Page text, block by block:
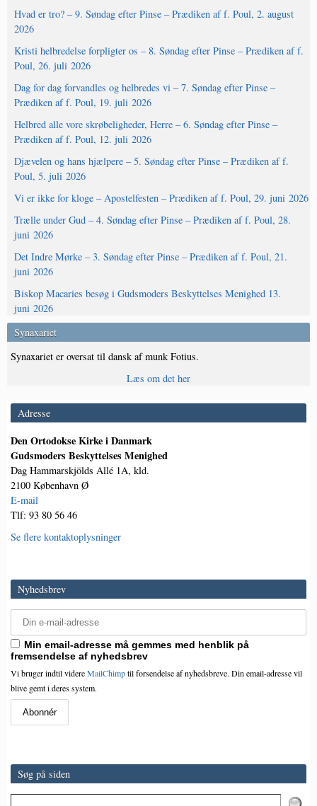
Hvad er tro? – 9. Søndag efter Pinse – Prædiken af f. Poul, 2. august
2026
Kristi helbredelse forpligter os – 8. Søndag efter Pinse – Prædiken af f.
Poul, 26. juli 2026
Dag for dag forvandles og helbredes vi – 7. Søndag efter Pinse –
Prædiken af f. Poul, 19. juli 2026
Helbred alle vore skrøbeligheder, Herre – 6. Søndag efter Pinse –
Prædiken af f. Poul, 12. juli 2026
Djævelen og hans hjælpere – 5. Søndag efter Pinse – Prædiken af f.
Poul, 5. juli 2026
Vi er ikke for kloge – Apostelfesten – Prædiken af f. Poul, 29. juni 2026
Trælle under Gud – 4. Søndag efter Pinse – Prædiken af f. Poul, 28.
juni 2026
Det Indre Mørke – 3. Søndag efter Pinse – Prædiken af f. Poul, 21.
juni 2026
Biskop Macaries besøg i Gudsmoders Beskyttelses Menighed 13.
juni 2026
Synaxariet
Synaxariet er oversat til dansk af munk Fotius.
Læs om det her
Adresse
Den Ortodokse Kirke i Danmark
Gudsmoders Beskyttelses Menighed
Dag Hammarskjölds Allé 1A, kld.
2100 København Ø
E-mail
Tlf: 93 80 56 46
Se flere kontaktoplysninger
Nyhedsbrev
Min email-adresse må gemmes med henblik på
fremsendelse af nyhedsbrev
Vi bruger indtil videreMailChimptil forsendelse af nyhedsbreve. Din email-adresse vil
blive gemt i deres system.
Søg på siden